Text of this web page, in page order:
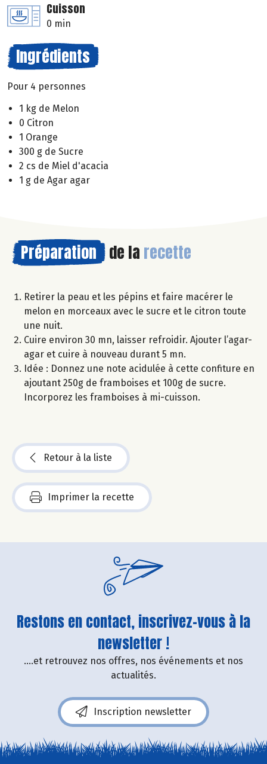
Cuisson
0 min
Ingrédients
Pour 4 personnes
1 kg de Melon
0 Citron
1 Orange
300 g de Sucre
2 cs de Miel d'acacia
1 g de Agar agar
Préparation de la recette
Retirer la peau et les pépins et faire macérer le
melon en morceaux avec le sucre et le citron toute
une nuit.
Cuire environ 30 mn, laisser refroidir. Ajouter l’agar-
agar et cuire à nouveau durant 5 mn.
Idée : Donnez une note acidulée à cette confiture en
ajoutant 250g de framboises et 100g de sucre.
Incorporez les framboises à mi-cuisson.
Retour à la liste
Imprimer la recette
Restons en contact, inscrivez-vous à la
newsletter !
....et retrouvez nos offres, nos événements et nos
actualités.
Inscription newsletter